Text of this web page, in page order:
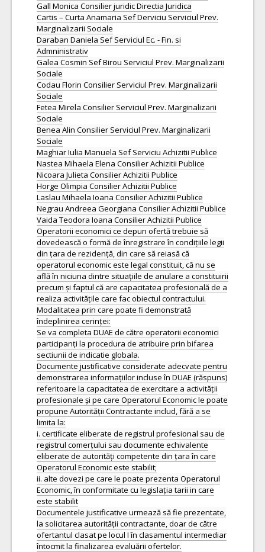
Gall Monica Consilier juridic Directia Juridica
Cartis – Curta Anamaria Sef Derviciu Serviciul Prev.
Marginalizarii Sociale
Daraban Daniela Sef Serviciul Ec. - Fin. si
Admninistrativ
Galea Cosmin Sef Birou Serviciul Prev. Marginalizarii
Sociale
Codau Florin Consilier Serviciul Prev. Marginalizarii
Sociale
Fetea Mirela Consilier Serviciul Prev. Marginalizarii
Sociale
Benea Alin Consilier Serviciul Prev. Marginalizarii
Sociale
Maghiar Iulia Manuela Sef Serviciu Achizitii Publice
Nastea Mihaela Elena Consilier Achizitii Publice
Nicoara Julieta Consilier Achizitii Publice
Horge Olimpia Consilier Achizitii Publice
Laslau Mihaela Ioana Consilier Achizitii Publice
Negrau Andreea Georgiana Consilier Achizitii Publice
Vaida Teodora Ioana Consilier Achizitii Publice
Operatorii economici ce depun ofertă trebuie să
dovedească o formă de înregistrare în condițiile legii
din țara de rezidență, din care să reiasă că
operatorul economic este legal constituit, că nu se
află în niciuna dintre situațiile de anulare a constituirii
precum și faptul că are capacitatea profesională de a
realiza activitățile care fac obiectul contractului.
Modalitatea prin care poate fi demonstrată
îndeplinirea cerinței:
Se va completa DUAE de către operatorii economici
participanți la procedura de atribuire prin bifarea
sectiunii de indicatie globala.
Documente justificative considerate adecvate pentru
demonstrarea informațiilor incluse în DUAE (răspuns)
referitoare la capacitatea de exercitare a activității
profesionale și pe care Operatorul Economic le poate
propune Autorității Contractante includ, fără a se
limita la:
i. certificate eliberate de registrul profesional sau de
registrul comerțului sau documente echivalente
eliberate de autorități competente din țara în care
Operatorul Economic este stabilit;
ii. alte dovezi pe care le poate prezenta Operatorul
Economic, în conformitate cu legislația tarii in care
este stabilit
Documentele justificative urmează să fie prezentate,
la solicitarea autorității contractante, doar de către
ofertantul clasat pe locul I în clasamentul intermediar
întocmit la finalizarea evaluării ofertelor.